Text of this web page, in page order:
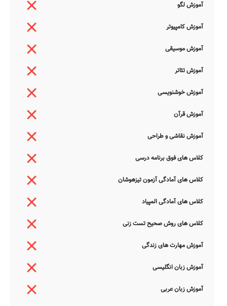
آموزش لگو
آموزش کامپیوتر
آموزش موسیقی
آموزش تئاتر
آموزش خوشنویسی
آموزش قرآن
آموزش نقاشی و طراحی
کلاس های فوق برنامه درسی
کلاس های آمادگی آزمون تیزهوشان
کلاس های آمادگی المپیاد
کلاس های روش صحیح تست زنی
آموزش مهارت های زندگی
آموزش زبان انگلیسی
آموزش زبان عربی